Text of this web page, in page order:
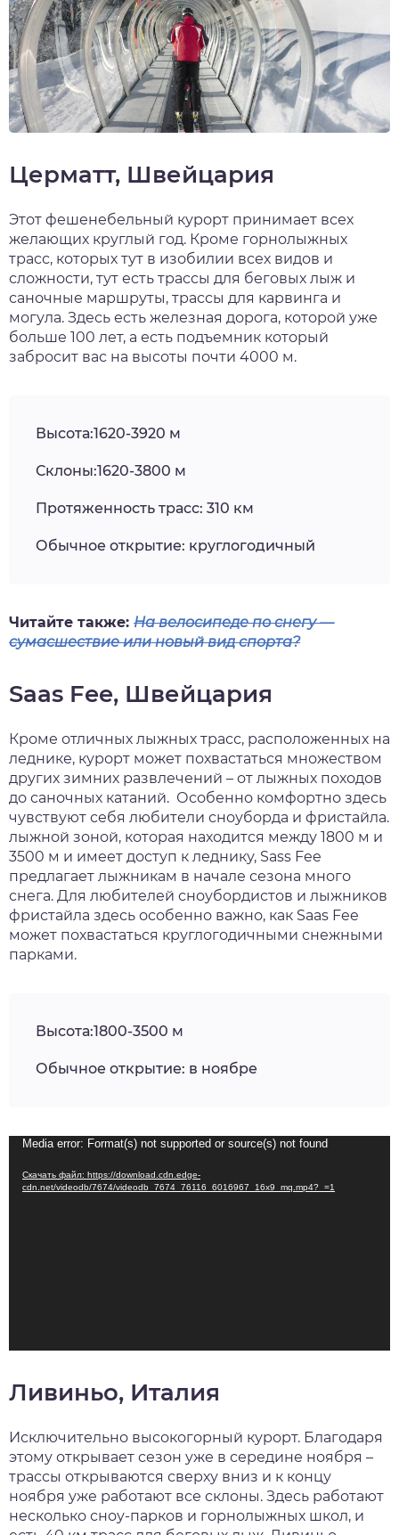
Церматт, Швейцария
Этот фешенебельный курорт принимает всех
желающих круглый год. Кроме горнолыжных
трасс, которых тут в изобилии всех видов и
сложности, тут есть трассы для беговых лыж и
саночные маршруты, трассы для карвинга и
могула. Здесь есть железная дорога, которой уже
больше 100 лет, а есть подъемник который
забросит вас на высоты почти 4000 м.
Высота:1620-3920 м
Склоны:1620-3800 м
Протяженность трасс: 310 км
Обычное открытие: круглогодичный
Читайте также: На велосипеде по снегу —
сумасшествие или новый вид спорта?
Saas Fee, Швейцария
Кроме отличных лыжных трасс, расположенных на
леднике, курорт может похвастаться множеством
других зимних развлечений – от лыжных походов
до саночных катаний. Особенно комфортно здесь
чувствуют себя любители сноуборда и фристайла.
лыжной зоной, которая находится между 1800 м и
3500 м и имеет доступ к леднику, Sass Fee
предлагает лыжникам в начале сезона много
снега. Для любителей сноубордистов и лыжников
фристайла здесь особенно важно, как Saas Fee
может похвастаться круглогодичными снежными
парками.
Высота:1800-3500 м
Обычное открытие: в ноябре
Видеоплеер
Media error: Format(s) not supported or source(s) not found
Скачать файл: https://download.cdn.edge-
cdn.net/videodb/7674/videodb_7674_76116_6016967_16x9_mq.mp4?_=1
Ливиньо, Италия
Исключительно высокогорный курорт. Благодаря
этому открывает сезон уже в середине ноября –
трассы открываются сверху вниз и к концу
ноября уже работают все склоны. Здесь работают
несколько сноу-парков и горнолыжных школ, и